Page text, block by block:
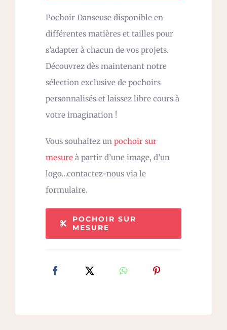
Pochoir Danseuse disponible en
différentes matières et tailles pour
s’adapter à chacun de vos projets.
Découvrez dès maintenant notre
sélection exclusive de pochoirs
personnalisés et laissez libre cours à
votre imagination !
Vous souhaitez un pochoir sur
mesure à partir d’une image, d’un
logo…contactez-nous via le
formulaire.
POCHOIR SUR
MESURE